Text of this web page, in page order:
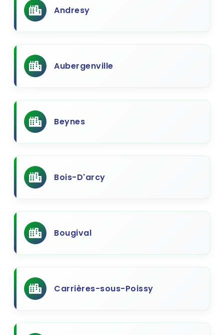
Andresy
Aubergenville
Beynes
Bois-D'arcy
Bougival
Carrières-sous-Poissy